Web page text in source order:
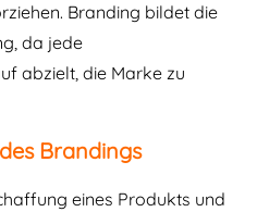
Branding bildet die
da jede
abzielt, die Marke zu
Brandings
eines Produkts und